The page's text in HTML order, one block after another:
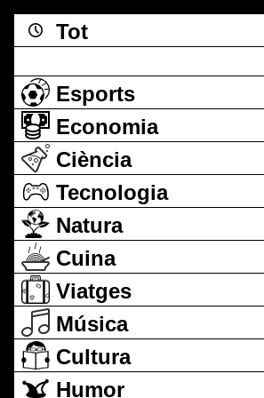
Tot
Esports
Economia
Ciència
Tecnologia
Natura
Cuina
Viatges
Música
Cultura
Humor